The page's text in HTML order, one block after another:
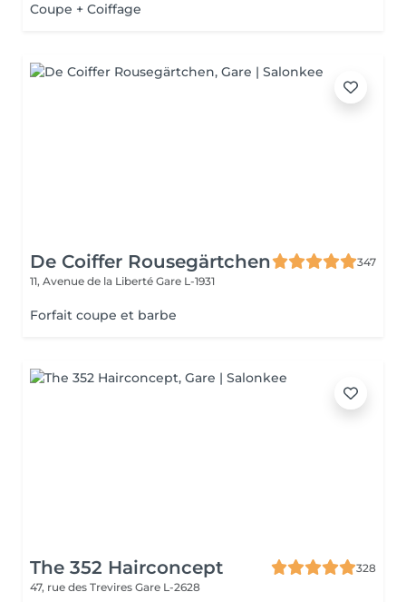
Coupe + Coiffage
De Coiffer Rousegärtchen
347
11, Avenue de la Liberté Gare L-1931
Forfait coupe et barbe
The 352 Hairconcept
328
47, rue des Trevires Gare L-2628